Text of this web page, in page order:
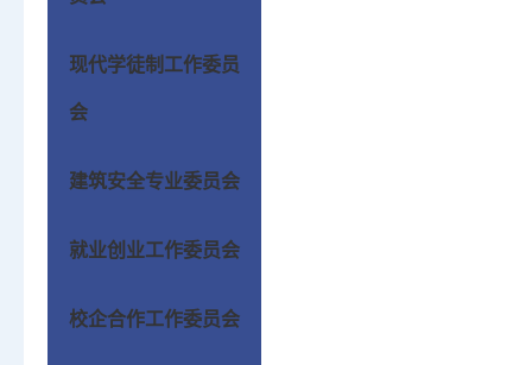
现代学徒制工作委员
会
建筑安全专业委员会
就业创业工作委员会
校企合作工作委员会